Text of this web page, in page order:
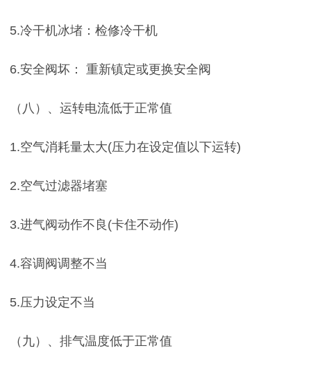
5.冷干机冰堵：检修冷干机
6.安全阀坏： 重新镇定或更换安全阀
（八）、运转电流低于正常值
1.空气消耗量太大(压力在设定值以下运转)
2.空气过滤器堵塞
3.进气阀动作不良(卡住不动作)
4.容调阀调整不当
5.压力设定不当
（九）、排气温度低于正常值